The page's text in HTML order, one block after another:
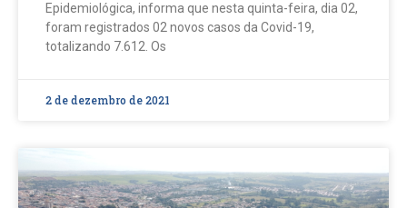
Epidemiológica, informa que nesta quinta-feira, dia 02,
foram registrados 02 novos casos da Covid-19,
totalizando 7.612. Os
2 de dezembro de 2021